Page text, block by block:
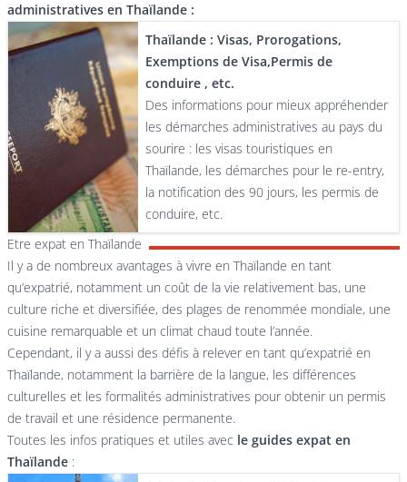
administratives en Thaïlande :
Thaïlande : Visas, Prorogations,
Exemptions de Visa,Permis de
conduire , etc.
Des informations pour mieux appréhender
les démarches administratives au pays du
sourire : les visas touristiques en
Thaïlande, les démarches pour le re-entry,
la notification des 90 jours, les permis de
conduire, etc.
Etre expat en Thaïlande
Il y a de nombreux avantages à vivre en Thaïlande en tant
qu’expatrié, notamment un coût de la vie relativement bas, une
culture riche et diversifiée, des plages de renommée mondiale, une
cuisine remarquable et un climat chaud toute l’année.
Cependant, il y a aussi des défis à relever en tant qu’expatrié en
Thaïlande, notamment la barrière de la langue, les différences
culturelles et les formalités administratives pour obtenir un permis
de travail et une résidence permanente.
Toutes les infos pratiques et utiles avec le guides expat en
Thaïlande :